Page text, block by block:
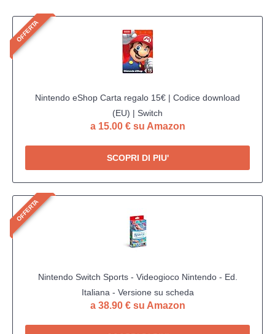
OFFERTA
Nintendo eShop Carta regalo 15€ | Codice download
(EU) | Switch
a 15.00 € su Amazon
SCOPRI DI PIU'
OFFERTA
Nintendo Switch Sports - Videogioco Nintendo - Ed.
Italiana - Versione su scheda
a 38.90 € su Amazon